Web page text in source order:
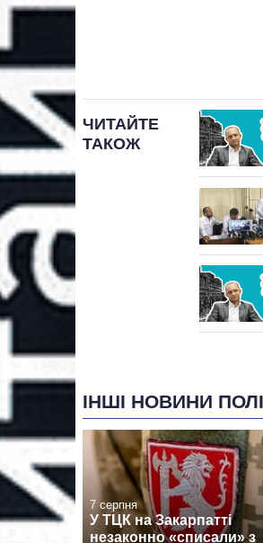
ЧИТАЙТЕ
ТАКОЖ
ІНШІ НОВИНИ
7 серпня
У ТЦК на Закарпатті
незаконно «списали» з